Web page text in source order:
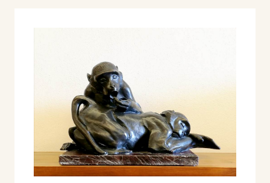
Veneziana, in Emporium, giugno 1924, ill. p. 360.
1925 - Terza Biennale Romana. Esposizione
internazionale di Belle Arti, Pinci, Roma 1925,
1926 - I Mostra Nazionale d’Arte Marinara,
catalogo mostra, Roma, Palazzo delle
Esposizioni, 1926-1927, p. 100.